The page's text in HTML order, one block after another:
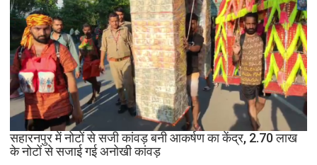
RSS
प्रमुख
पर
साधा
निशाना;
बोलीं-
‘राजनीति
करें’
सहारनपुर में नोटों से सजी कांवड़ बनी आकर्षण का केंद्र, 2.70 लाख
के नोटों से सजाई गई अनोखी कांवड़